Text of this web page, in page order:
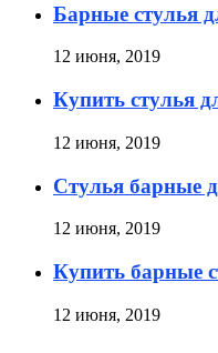
Барные стулья
12 июня, 2019
Купить стулья
12 июня, 2019
Стулья барные
12 июня, 2019
Купить барные
12 июня, 2019